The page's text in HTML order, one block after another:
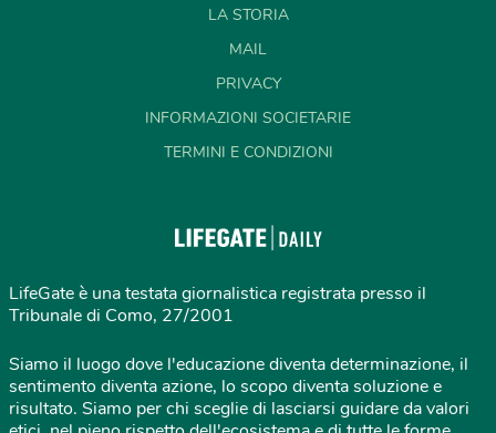
LA STORIA
MAIL
PRIVACY
INFORMAZIONI SOCIETARIE
TERMINI E CONDIZIONI
LifeGate è una testata giornalistica registrata presso il
Tribunale di Como, 27/2001
Siamo il luogo dove l'educazione diventa determinazione, il
sentimento diventa azione, lo scopo diventa soluzione e
risultato. Siamo per chi sceglie di lasciarsi guidare da valori